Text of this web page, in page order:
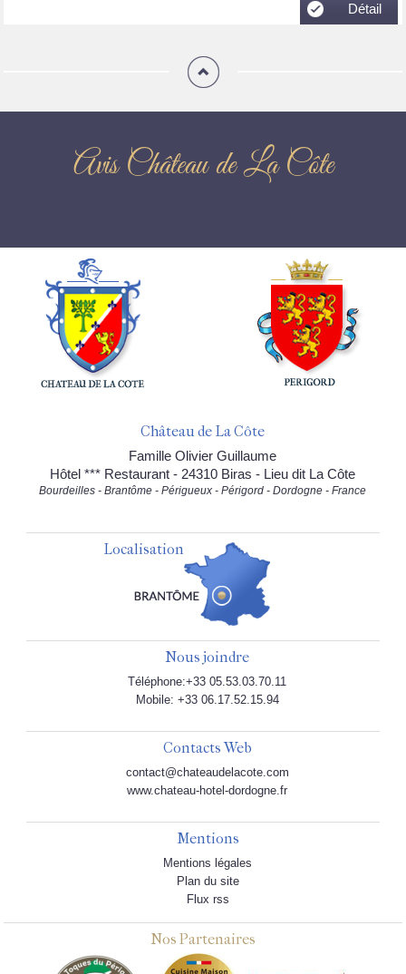
Détail
Avis Château de La Côte
Château de La Côte
Famille Olivier Guillaume
Hôtel *** Restaurant - 24310 Biras - Lieu dit La Côte
Bourdeilles - Brantôme - Périgueux - Périgord - Dordogne - France
Localisation
Nous joindre
Téléphone:+33 05.53.03.70.11
Mobile: +33 06.17.52.15.94
Contacts Web
contact@chateaudelacote.com
www.chateau-hotel-dordogne.fr
Mentions
Mentions légales
Plan du site
Flux rss
Nos Partenaires